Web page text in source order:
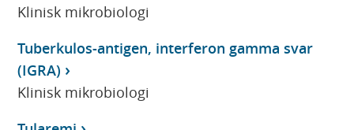
Klinisk mikrobiologi
Tuberkulos-antigen, interferon gamma svar
(IGRA)
Klinisk mikrobiologi